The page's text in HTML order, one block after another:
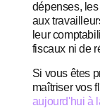
dépenses,
aux
leur
fiscaux ni de
Si vous êtes
maîtriser vos
aujourd'hui à